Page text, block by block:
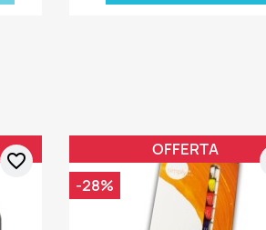
favorite_border
OFFERTA
-28%